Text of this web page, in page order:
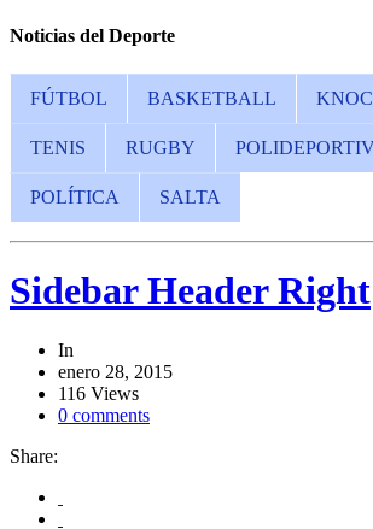
Noticias del Deporte
FÚTBOL BASKETBALL
TENIS RUGBY
POLÍTICA SALTA
Sidebar Header Right
In
enero 28, 2015
116 Views
0 comments
Share: